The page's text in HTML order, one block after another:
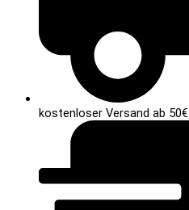
kostenloser Versand ab 50€